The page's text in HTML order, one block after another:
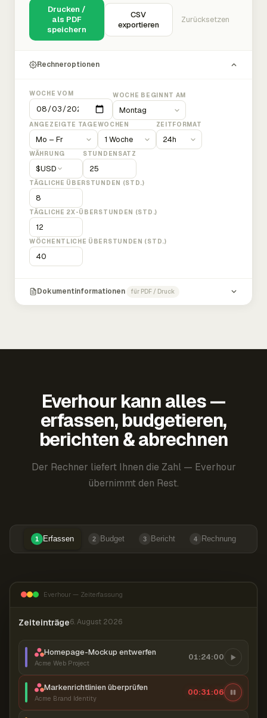
Drucken /
als PDF
speichern
CSV
exportieren
Zurücksetzen
Rechneroptionen
WOCHE VOM WOCHE BEGINNT AM
ANGEZEIGTE TAGEWOCHEN ZEITFORMAT
WÄHRUNG
$USD
STUNDENSATZ
TÄGLICHE ÜBERSTUNDEN (STD.)
TÄGLICHE 2X-ÜBERSTUNDEN (STD.)
WÖCHENTLICHE ÜBERSTUNDEN (STD.)
Dokumentinformationen für PDF / Druck
Everhour kann alles —
erfassen, budgetieren,
berichten & abrechnen
Der Rechner liefert Ihnen die Zahl — Everhour
übernimmt den Rest.
1 Erfassen 2 Budget 3 Bericht 4 Rechnung
Everhour — Zeiterfassung
Zeiteinträge6. August 2026
Homepage-Mockup entwerfen
Acme Web Project
01:24:00
Markenrichtlinien überprüfen
Acme Brand Identity
00:31:07